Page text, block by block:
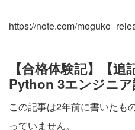
https://note.com/
【合格体験記】【追
Python 3エンジニ
この記事は2年前に書いたも
っていません。